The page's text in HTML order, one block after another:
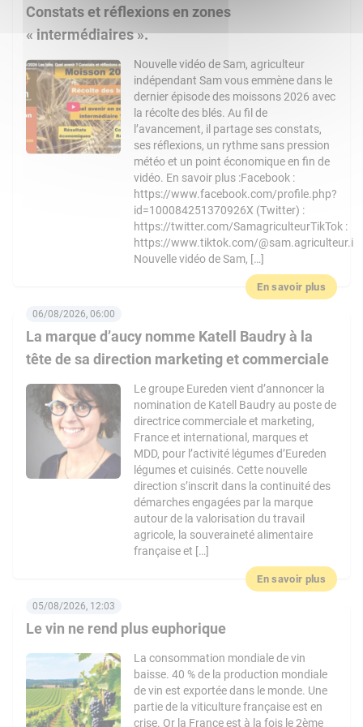
Constats et réflexions en zones
« intermédiaires ».
Nouvelle vidéo de Sam, agriculteur
indépendant Sam vous emmène dans le
dernier épisode des moissons 2026 avec
la récolte des blés. Au fil de
l’avancement, il partage ses constats,
ses réflexions, un rythme sans pression
météo et un point économique en fin de
vidéo. En savoir plus :Facebook :
https://www.facebook.com/profile.php?
id=100084251370926X (Twitter) :
https://twitter.com/SamagriculteurTikTok :
https://www.tiktok.com/@sam.agriculteur.i
Nouvelle vidéo de Sam, […]
En savoir plus
La marque d’aucy nomme Katell Baudry à la
tête de sa direction marketing et commerciale
06/08/2026, 06:00
Le groupe Eureden vient d’annoncer la
nomination de Katell Baudry au poste de
directrice commerciale et marketing,
France et international, marques et
MDD, pour l’activité légumes d’Eureden
légumes et cuisinés. Cette nouvelle
direction s’inscrit dans la continuité des
démarches engagées par la marque
autour de la valorisation du travail
agricole, la souveraineté alimentaire
française et […]
En savoir plus
Le vin ne rend plus euphorique
05/08/2026, 12:03
La consommation mondiale de vin
baisse. 40 % de la production mondiale
de vin est exportée dans le monde. Une
partie de la viticulture française est en
crise. Or la France est à la fois le 2ème